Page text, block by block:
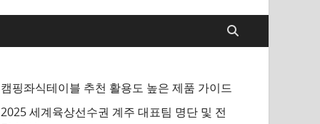
캠핑좌식테이블 추천 활용도 높은 제품 가이드
2025 세계육상선수권 계주 대표팀 명단 및 전